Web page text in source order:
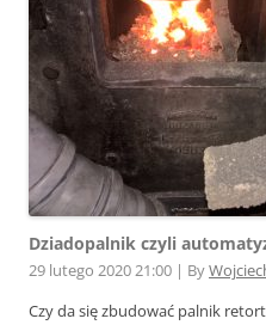
Dziadopalnik czyli
29 lutego 2020 21:00 | By
Czy da się zbudować palnik